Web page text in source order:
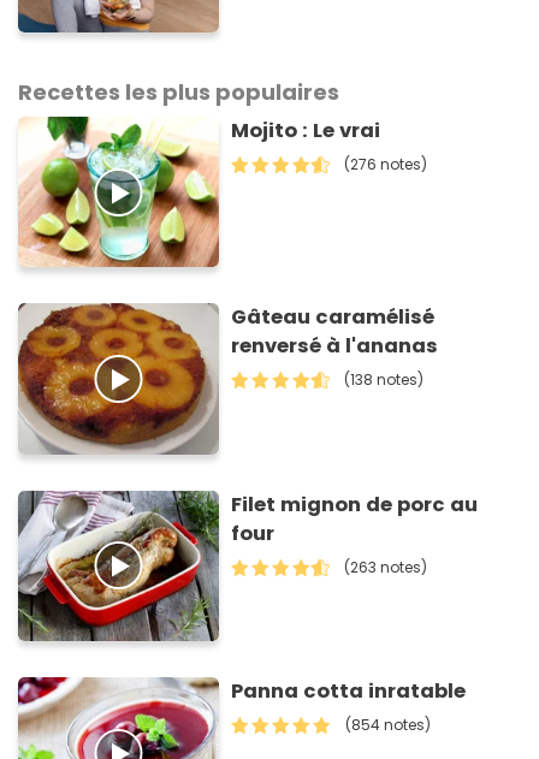
Recettes les plus populaires
Mojito : Le vrai
(276 notes)
Gâteau caramélisé
renversé à l'ananas
(138 notes)
Filet mignon de porc au
four
(263 notes)
Panna cotta inratable
(854 notes)